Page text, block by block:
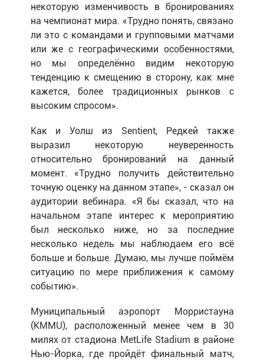
некоторую изменчивость в бронированиях
на чемпионат мира. «Трудно понять, связано
ли это с командами и групповыми матчами
или же с географическими особенностями,
но мы определённо видим некоторую
тенденцию к смещению в сторону, как мне
кажется, более традиционных рынков с
высоким спросом».
Как и Уолш из Sentient, Редкей также
выразил некоторую неуверенность
относительно бронирований на данный
момент. «Трудно получить действительно
точную оценку на данном этапе», - сказал он
аудитории вебинара. «Я бы сказал, что на
начальном этапе интерес к мероприятию
был несколько ниже, но за последние
несколько недель мы наблюдаем его всё
больше и больше. Думаю, мы лучше поймём
ситуацию по мере приближения к самому
событию».
Муниципальный аэропорт Морристауна
(KMMU), расположенный менее чем в 30
милях от стадиона MetLife Stadium в районе
Нью-Йорка, где пройдёт финальный матч,